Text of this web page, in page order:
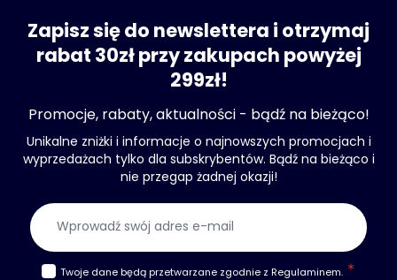
Zapisz się do newslettera i otrzymaj
rabat 30zł przy zakupach powyżej
299zł!
Promocje, rabaty, aktualności - bądź na bieżąco!
Unikalne zniżki i informacje o najnowszych promocjach i
wyprzedażach tylko dla subskrybentów. Bądź na bieżąco i
nie przegap żadnej okazji!
Twoje dane będą przetwarzane zgodnie z Regulaminem.